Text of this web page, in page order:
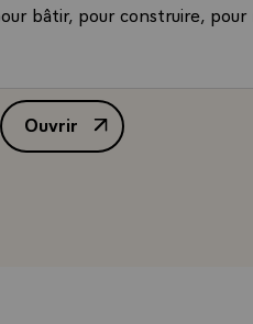
bâtir, pour construire,
100 000 personnes qui
de personnes qui sont mal
visible, cette
Ouvrir
Déclaration de M.